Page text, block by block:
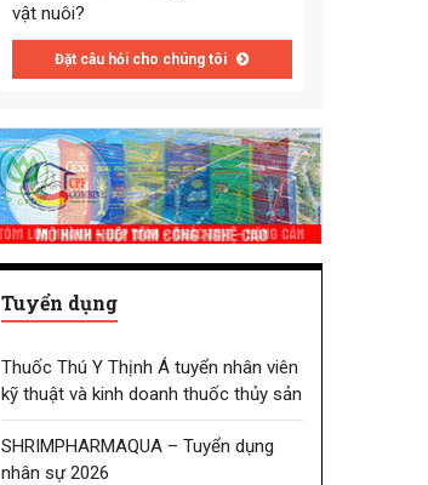
vật nuôi?
Đặt câu hỏi cho chúng tôi
Tuyển dụng
Thuốc Thú Y Thịnh Á tuyển nhân viên
kỹ thuật và kinh doanh thuốc thủy sản
SHRIMPHARMAQUA – Tuyển dụng
nhân sự 2026